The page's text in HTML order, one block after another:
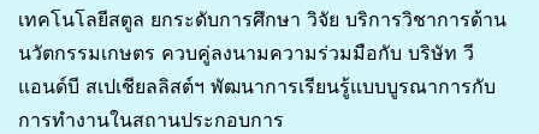
เทคโนโลยีสตูล ยกระดับการศึกษา วิจัย บริการวิชาการด้าน
นวัตกรรมเกษตร ควบคู่ลงนามความร่วมมือกับ บริษัท วี
แอนด์บี สเปเชียลลิสต์ฯ พัฒนาการเรียนรู้แบบบูรณาการกับ
การทำงานในสถานประกอบการ